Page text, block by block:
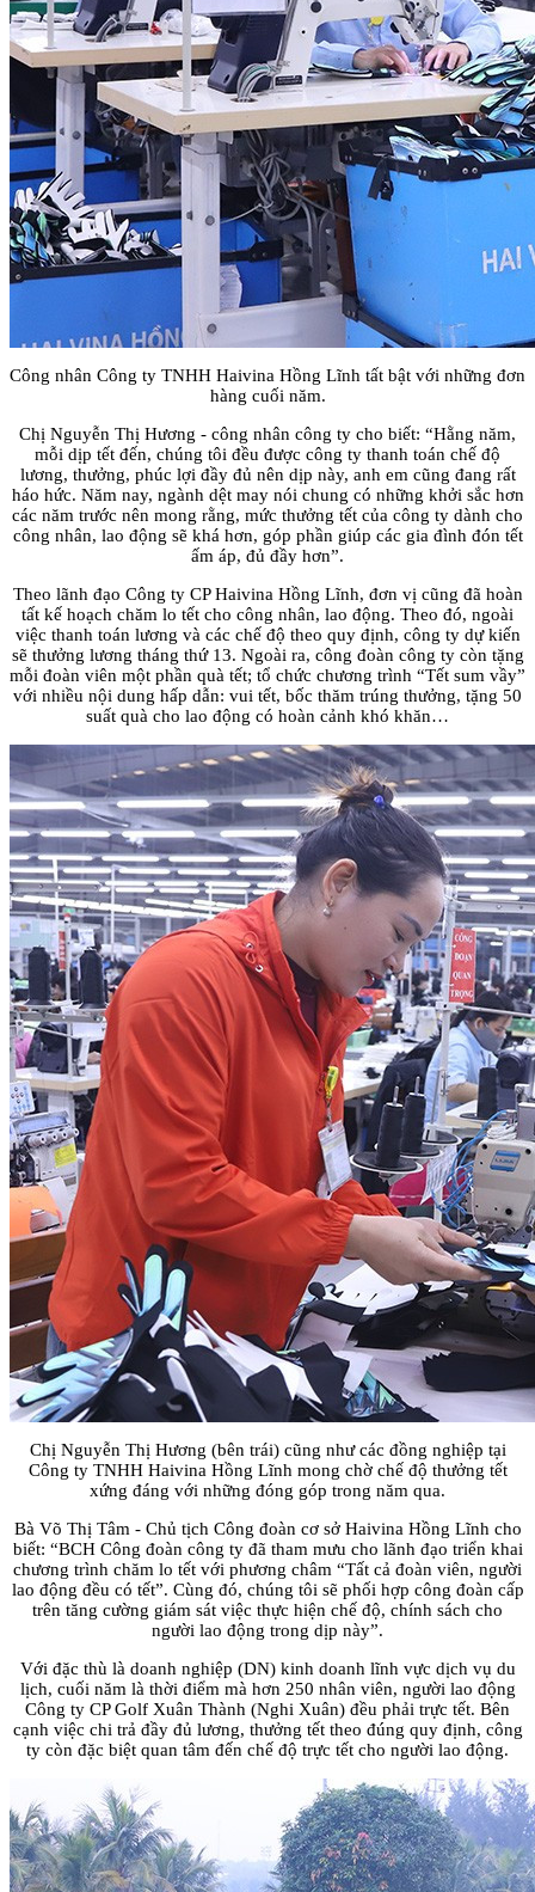
Công nhân Công ty TNHH Haivina Hồng Lĩnh tất bật với những đơn
hàng cuối năm.
Chị Nguyễn Thị Hương - công nhân công ty cho biết: “Hằng năm,
mỗi dịp tết đến, chúng tôi đều được công ty thanh toán chế độ
lương, thưởng, phúc lợi đầy đủ nên dịp này, anh em cũng đang rất
háo hức. Năm nay, ngành dệt may nói chung có những khởi sắc hơn
các năm trước nên mong rằng, mức thưởng tết của công ty dành cho
công nhân, lao động sẽ khá hơn, góp phần giúp các gia đình đón tết
ấm áp, đủ đầy hơn”.
Theo lãnh đạo Công ty CP Haivina Hồng Lĩnh, đơn vị cũng đã hoàn
tất kế hoạch chăm lo tết cho công nhân, lao động. Theo đó, ngoài
việc thanh toán lương và các chế độ theo quy định, công ty dự kiến
sẽ thưởng lương tháng thứ 13. Ngoài ra, công đoàn công ty còn tặng
mỗi đoàn viên một phần quà tết; tổ chức chương trình “Tết sum vầy”
với nhiều nội dung hấp dẫn: vui tết, bốc thăm trúng thưởng, tặng 50
suất quà cho lao động có hoàn cảnh khó khăn…
Chị Nguyễn Thị Hương (bên trái) cũng như các đồng nghiệp tại
Công ty TNHH Haivina Hồng Lĩnh mong chờ chế độ thưởng tết
xứng đáng với những đóng góp trong năm qua.
Bà Võ Thị Tâm - Chủ tịch Công đoàn cơ sở Haivina Hồng Lĩnh cho
biết: “BCH Công đoàn công ty đã tham mưu cho lãnh đạo triển khai
chương trình chăm lo tết với phương châm “Tất cả đoàn viên, người
lao động đều có tết”. Cùng đó, chúng tôi sẽ phối hợp công đoàn cấp
trên tăng cường giám sát việc thực hiện chế độ, chính sách cho
người lao động trong dịp này”.
Với đặc thù là doanh nghiệp (DN) kinh doanh lĩnh vực dịch vụ du
lịch, cuối năm là thời điểm mà hơn 250 nhân viên, người lao động
Công ty CP Golf Xuân Thành (Nghi Xuân) đều phải trực tết. Bên
cạnh việc chi trả đầy đủ lương, thưởng tết theo đúng quy định, công
ty còn đặc biệt quan tâm đến chế độ trực tết cho người lao động.